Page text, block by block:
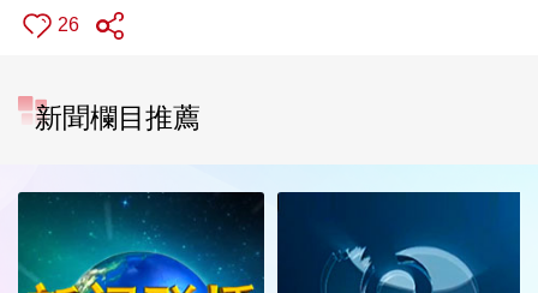
26
新聞欄目推薦